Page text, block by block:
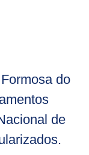
do
de